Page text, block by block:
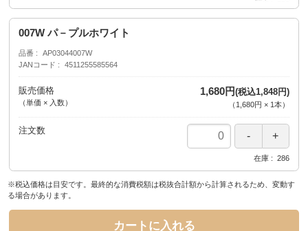
007W パ－プルホワイト
品番
AP03044007W
JANコード
4511255585564
販売価格
（単価 × 入数）
1,680円(税込1,848円)
（ 1,680円 × 1本）
注文数
在庫 286
※税込価格は目安です。最終的な消費税額は税抜合計額から計算されるため、変動す
る場合があります。
カートに入れる